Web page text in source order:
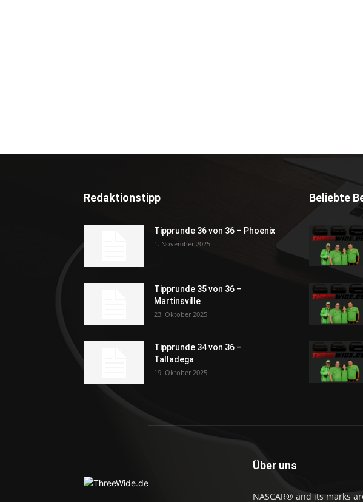
Redaktionstipp
Tipprunde 36 von 36 – Phoenix
1. November 2025
Tipprunde 35 von 36 –
Martinsville
23. Oktober 2025
Tipprunde 34 von 36 –
Talladega
19. Oktober 2025
Beliebte
Über uns
NASCAR® and its marks